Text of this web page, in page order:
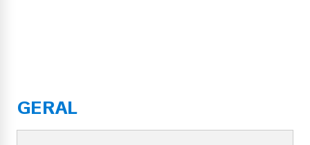
GERAL